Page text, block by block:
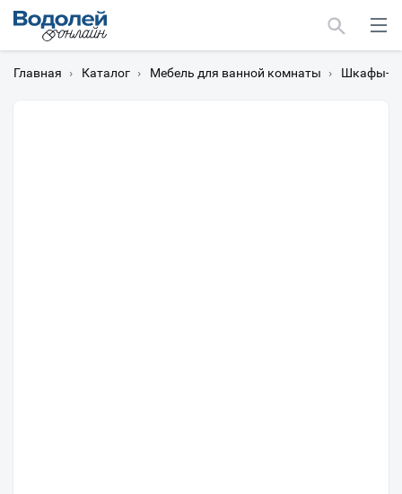
Главная › Каталог › Мебель для ванной комнаты › Шкафы-